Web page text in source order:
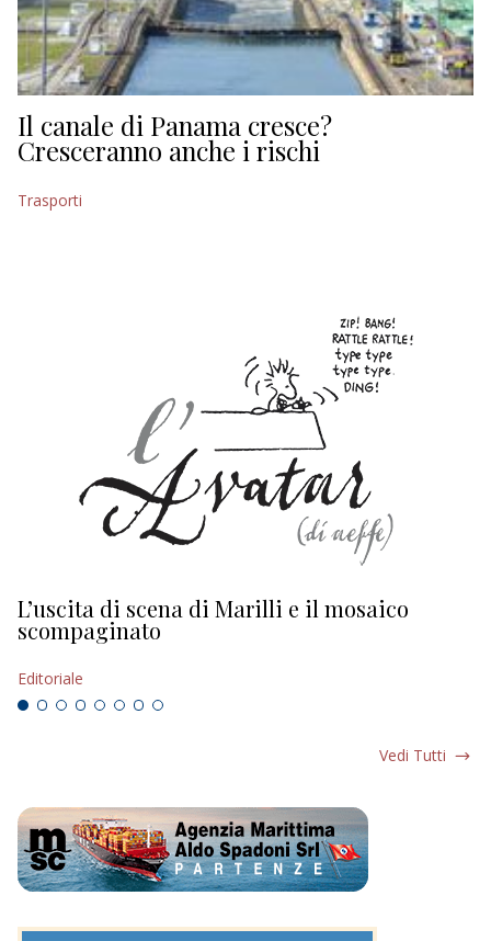
Il canale di Panama cresce?
Cresceranno anche i rischi
Trasporti
L’uscita di scena di Marilli e il mosaico
scompaginato
Editoriale
Vedi Tutti